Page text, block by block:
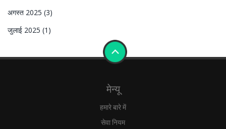
अगस्त 2025 (3)
जुलाई 2025 (1)
मेन्यू
हमारे बारे में
सेवा नियम